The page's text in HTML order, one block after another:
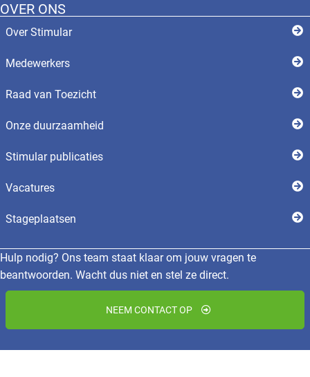
OVER ONS
Over Stimular
Medewerkers
Raad van Toezicht
Onze duurzaamheid
Stimular publicaties
Vacatures
Stageplaatsen
Hulp nodig? Ons team staat klaar om jouw vragen te
beantwoorden. Wacht dus niet en stel ze direct.
NEEM CONTACT OP